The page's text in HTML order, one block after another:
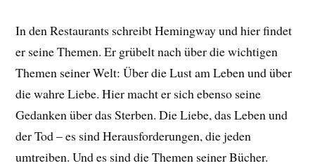
In den Restaurants schreibt Hemingway und hier findet
er seine Themen. Er grübelt nach über die wichtigen
Themen seiner Welt: Über die Lust am Leben und über
die wahre Liebe. Hier macht er sich ebenso seine
Gedanken über das Sterben. Die Liebe, das Leben und
der Tod – es sind Herausforderungen, die jeden
umtreiben. Und es sind die Themen seiner Bücher.